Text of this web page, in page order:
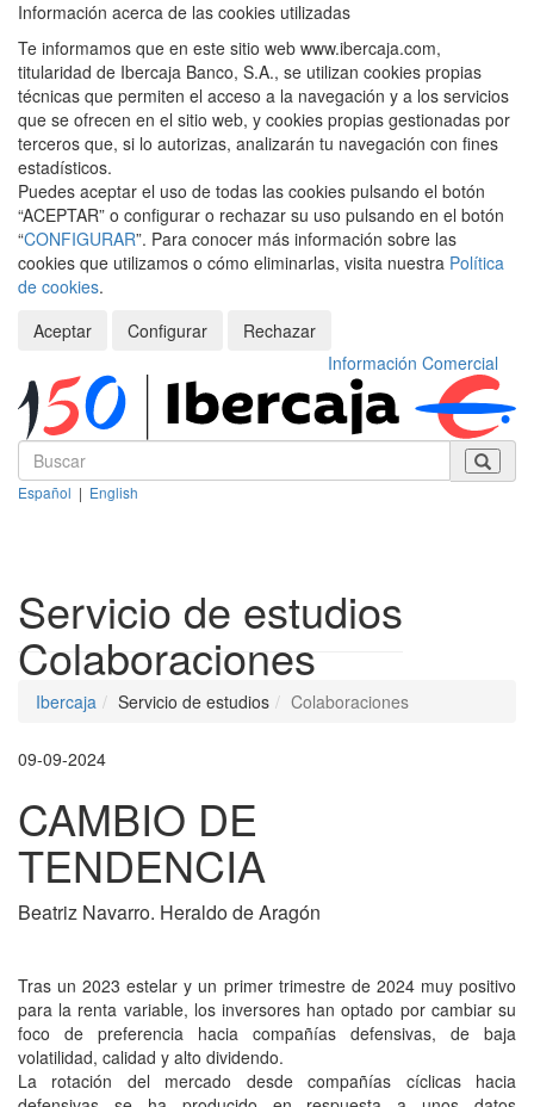
Información acerca de las cookies utilizadas
Te informamos que en este sitio web www.ibercaja.com,
titularidad de Ibercaja Banco, S.A., se utilizan cookies propias
técnicas que permiten el acceso a la navegación y a los servicios
que se ofrecen en el sitio web, y cookies propias gestionadas por
terceros que, si lo autorizas, analizarán tu navegación con fines
estadísticos.
Puedes aceptar el uso de todas las cookies pulsando el botón
“ACEPTAR” o configurar o rechazar su uso pulsando en el botón
“CONFIGURAR”. Para conocer más información sobre las
cookies que utilizamos o cómo eliminarlas, visita nuestra Política
de cookies.
Aceptar
Configurar
Rechazar
Información Comercial
Español | English
Servicio de estudios
Colaboraciones
Ibercaja Servicio de estudios Colaboraciones
09-09-2024
CAMBIO DE
TENDENCIA
Beatriz Navarro. Heraldo de Aragón
Tras un 2023 estelar y un primer trimestre de 2024 muy positivo
para la renta variable, los inversores han optado por cambiar su
foco de preferencia hacia compañías defensivas, de baja
volatilidad, calidad y alto dividendo.
La rotación del mercado desde compañías cíclicas hacia